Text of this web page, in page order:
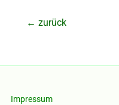
← zurück
Impressum